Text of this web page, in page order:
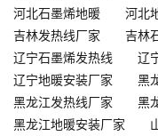
河北石墨烯地暖
河北
吉林发热线厂家
吉林
辽宁石墨烯发热线
辽
辽宁地暖安装厂家
黑
黑龙江发热线厂家
黑
黑龙江地暖安装厂家